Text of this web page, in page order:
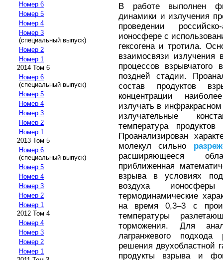
Номер 6
Номер 5
Номер 4
Номер 3
(специальный выпуск)
Номер 2
Номер 1
2014 Том 6
Номер 6
(специальный выпуск)
Номер 5
Номер 4
Номер 3
Номер 2
Номер 1
2013 Том 5
Номер 6
(специальный выпуск)
Номер 5
Номер 4
Номер 3
Номер 2
Номер 1
2012 Том 4
Номер 4
Номер 3
Номер 2
Номер 1
В работе выполнен
динамики и излучения
проведении
ионосфере с
гексогена и тротила.
взаимосвязи излучения
процессов
поздней стадии.
состав продуктов
концентрации
излучать в
излучательные
температура
Проанализирован
молекул сильно
расширяющееся
приближенная
взрыва в условиях
воздуха
термодинамические
на время 0,3–3 с
температуры
торможения. Для
лагранжевого подхода
решения двухобластной
продукты взрыва и